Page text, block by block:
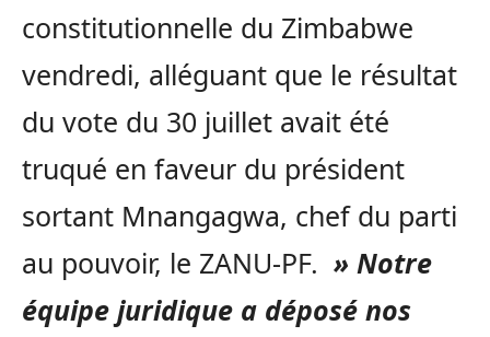
constitutionnelle du Zimbabwe
vendredi, alléguant que le résultat
du vote du 30 juillet avait été
truqué en faveur du président
sortant Mnangagwa, chef du parti
au pouvoir, le ZANU-PF. » Notre
équipe juridique a déposé nos